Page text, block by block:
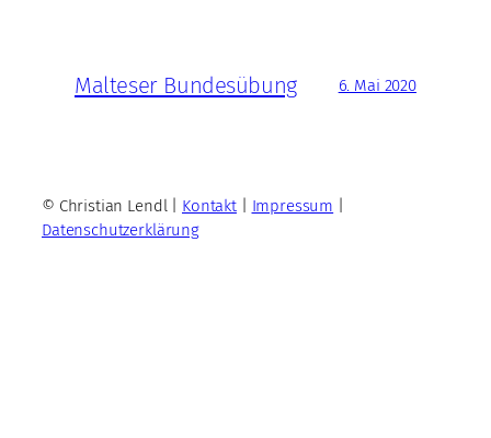
Malteser Bundesübung 6. Mai 2020
© Christian Lendl | Kontakt| Impressum
Datenschutzerklärung